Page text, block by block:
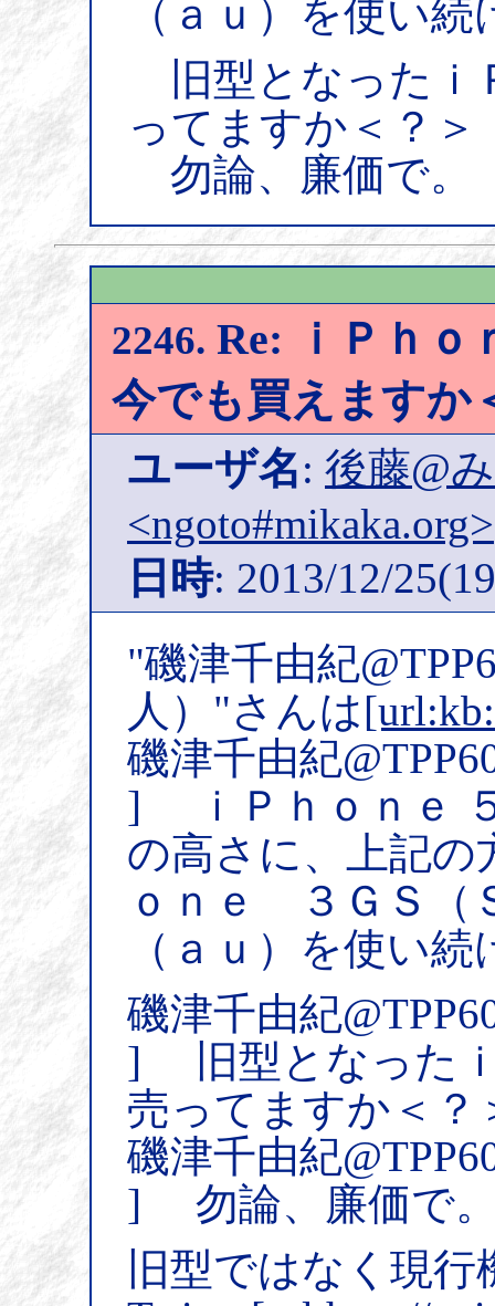
（ａｕ）を使い
旧型となったｉ
ってますか＜？＞
勿論、廉価で。
2246. Re: ｉＰｈｏ
今でも買えますか
ユーザ名: 後藤@
<ngoto#mikaka.org>
日時: 2013/12/
"磯津千由紀
人）"さんは
磯津千由紀
] ｉＰｈｏｎｅ
の高さに、上記の
ｏｎｅ ３ＧＳ（
（ａｕ）を使い
磯津千由紀
] 旧型となったｉ
売ってますか＜？
磯津千由紀
] 勿論、廉価で
旧型ではなく現